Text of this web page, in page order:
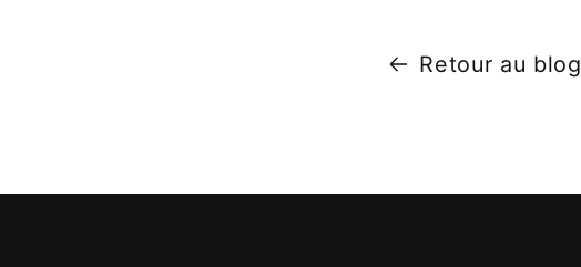
Retour au blog